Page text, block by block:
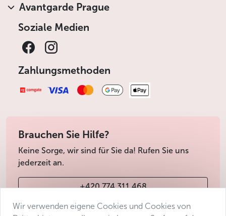
Avantgarde Prague
Soziale Medien
Zahlungsmethoden
Brauchen Sie Hilfe?
Keine Sorge, wir sind für Sie da! Rufen Sie uns
jederzeit an.
+420 774 311 468
info@avantgarde-prague.cz
Wir verwenden eigene Cookies und Cookies von